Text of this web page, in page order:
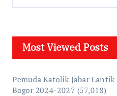
Most Viewed Posts
Pemuda Katolik Jabar Lantik
Bogor 2024-2027 (57,018)